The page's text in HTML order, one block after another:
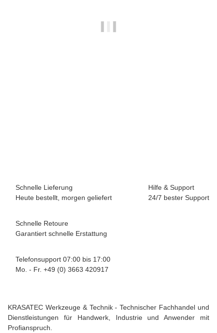
Schnelle Lieferung
Heute bestellt, morgen geliefert
Hilfe & Support
24/7 bester Support
Schnelle Retoure
Garantiert schnelle Erstattung
Telefonsupport 07:00 bis 17:00
Mo. - Fr. +49 (0) 3663 420917
KRASATEC Werkzeuge & Technik - Technischer Fachhandel und
Dienstleistungen für Handwerk, Industrie und Anwender mit
Profianspruch.